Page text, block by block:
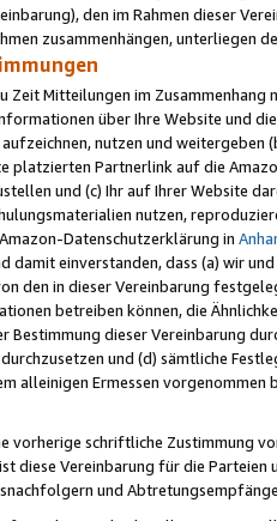
den im Rahmen dieser
zusammenhängen, unterliegen
Zeit Mitteilungen im
über Ihre Website und
nutzen und
platzierten Partnerlink auf die
und (c) Ihr auf Ihrer Website
nutzen,
Datenschutzerklärung in
damit einverstanden, dass (a) wir
den in dieser Vereinbarung
betreiben können, die
Bestimmung dieser Vereinbarung
und (d) sämtliche
alleinigen Ermessen
vorherige schriftliche Zustimmung
diese Vereinbarung für die
und